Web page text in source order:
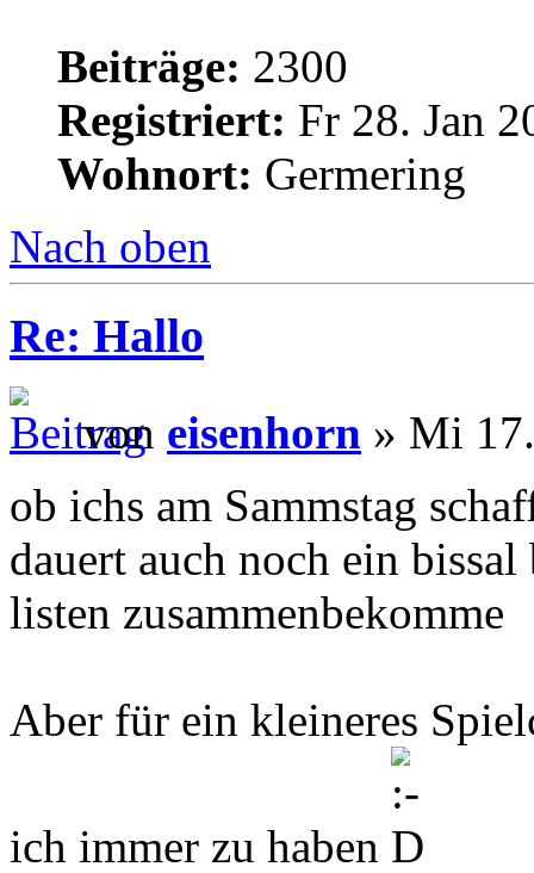
Beiträge: 2300
Registriert: Fr 28. Jan
Wohnort: Germering
Nach oben
Re: Hallo
von eisenhorn » Mi
ob ichs am Sammstag
dauert auch noch ein
listen zusammenbekomme
Aber für ein kleineres
ich immer zu haben